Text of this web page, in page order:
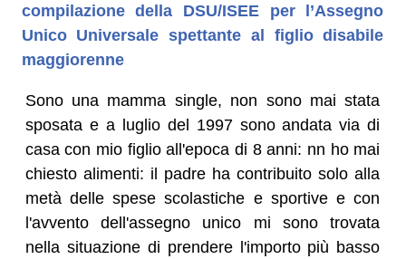
compilazione della DSU/ISEE per l’Assegno
Unico Universale spettante al figlio disabile
maggiorenne
Sono una mamma single, non sono mai stata
sposata e a luglio del 1997 sono andata via di
casa con mio figlio all'epoca di 8 anni: nn ho mai
chiesto alimenti: il padre ha contribuito solo alla
metà delle spese scolastiche e sportive e con
l'avvento dell'assegno unico mi sono trovata
nella situazione di prendere l'importo più basso